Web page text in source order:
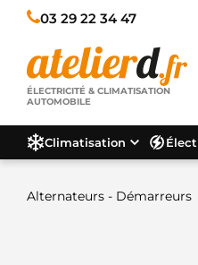
03 29 22 34 47
ÉLECTRICITÉ & CLIMATISATION
AUTOMOBILE
Climatisation
Alternateurs - Démarreurs